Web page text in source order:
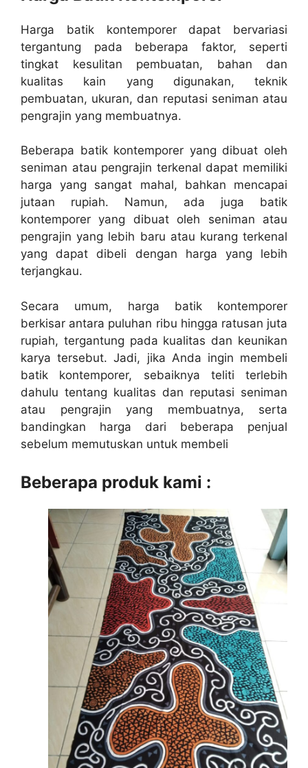
Harga batik kontemporer dapat bervariasi
tergantung pada beberapa faktor, seperti
tingkat kesulitan pembuatan, bahan dan
kualitas kain yang digunakan, teknik
pembuatan, ukuran, dan reputasi seniman atau
pengrajin yang membuatnya.
Beberapa batik kontemporer yang dibuat oleh
seniman atau pengrajin terkenal dapat memiliki
harga yang sangat mahal, bahkan mencapai
jutaan rupiah. Namun, ada juga batik
kontemporer yang dibuat oleh seniman atau
pengrajin yang lebih baru atau kurang terkenal
yang dapat dibeli dengan harga yang lebih
terjangkau.
Secara umum, harga batik kontemporer
berkisar antara puluhan ribu hingga ratusan juta
rupiah, tergantung pada kualitas dan keunikan
karya tersebut. Jadi, jika Anda ingin membeli
batik kontemporer, sebaiknya teliti terlebih
dahulu tentang kualitas dan reputasi seniman
atau pengrajin yang membuatnya, serta
bandingkan harga dari beberapa penjual
sebelum memutuskan untuk membeli
Beberapa produk kami :